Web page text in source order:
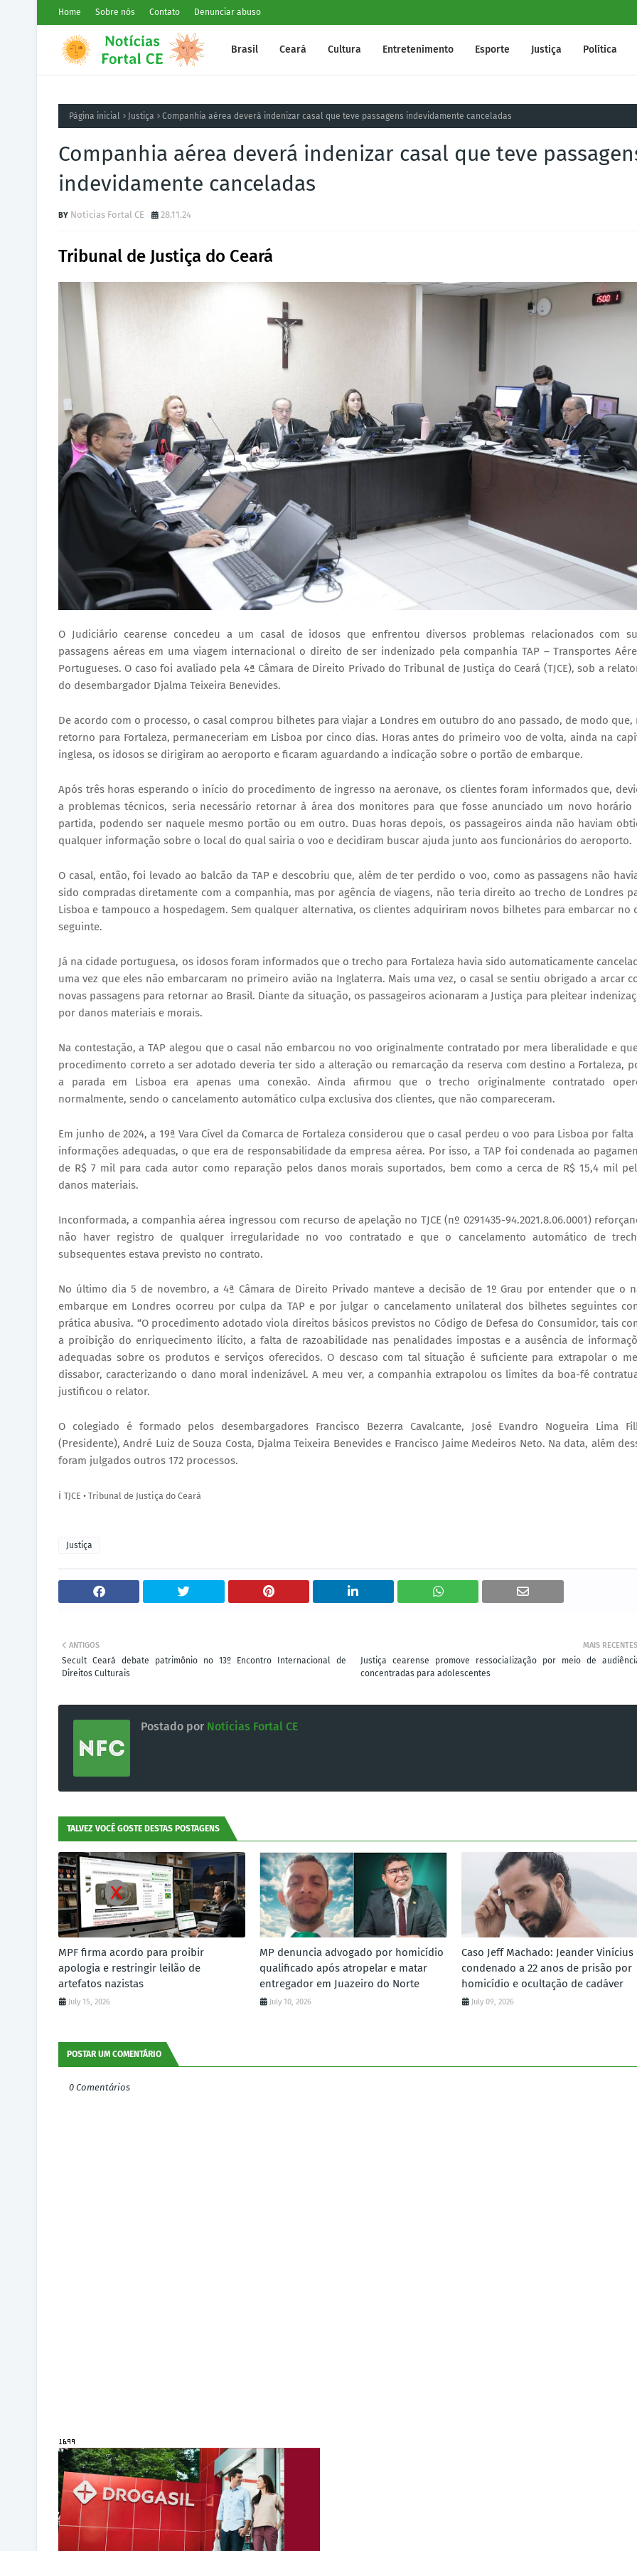
Home Sobre nós Contato Denunciar abuso
Brasil Ceará Cultura Entretenimento Esporte Justiça Política
Página inicial Justiça Companhia aérea deverá indenizar casal que teve passagens indevidamente canceladas
Companhia aérea deverá indenizar casal que teve
indevidamente canceladas
Notícias Fortal CE 28.11.24
Tribunal de Justiça do Ceará
O Judiciário cearense concedeu a um casal de idosos que enfrentou diversos problemas relacionados com
passagens aéreas em uma viagem internacional o direito de ser indenizado pela companhia TAP – Transportes
Portugueses. O caso foi avaliado pela 4ª Câmara de Direito Privado do Tribunal de Justiça do Ceará (TJCE), sob a
do desembargador Djalma Teixeira Benevides.
De acordo com o processo, o casal comprou bilhetes para viajar a Londres em outubro do ano passado, de modo que,
retorno para Fortaleza, permaneceriam em Lisboa por cinco dias. Horas antes do primeiro voo de volta, ainda na
inglesa, os idosos se dirigiram ao aeroporto e ficaram aguardando a indicação sobre o portão de embarque.
Após três horas esperando o início do procedimento de ingresso na aeronave, os clientes foram informados que,
a problemas técnicos, seria necessário retornar à área dos monitores para que fosse anunciado um novo horário
partida, podendo ser naquele mesmo portão ou em outro. Duas horas depois, os passageiros ainda não haviam
qualquer informação sobre o local do qual sairia o voo e decidiram buscar ajuda junto aos funcionários do aeroporto.
O casal, então, foi levado ao balcão da TAP e descobriu que, além de ter perdido o voo, como as passagens não
sido compradas diretamente com a companhia, mas por agência de viagens, não teria direito ao trecho de Londres
Lisboa e tampouco a hospedagem. Sem qualquer alternativa, os clientes adquiriram novos bilhetes para embarcar no
seguinte.
Já na cidade portuguesa, os idosos foram informados que o trecho para Fortaleza havia sido automaticamente
uma vez que eles não embarcaram no primeiro avião na Inglaterra. Mais uma vez, o casal se sentiu obrigado a arcar
novas passagens para retornar ao Brasil. Diante da situação, os passageiros acionaram a Justiça para pleitear
por danos materiais e morais.
Na contestação, a TAP alegou que o casal não embarcou no voo originalmente contratado por mera liberalidade e
procedimento correto a ser adotado deveria ter sido a alteração ou remarcação da reserva com destino a Fortaleza,
a parada em Lisboa era apenas uma conexão. Ainda afirmou que o trecho originalmente contratado
normalmente, sendo o cancelamento automático culpa exclusiva dos clientes, que não compareceram.
Em junho de 2024, a 19ª Vara Cível da Comarca de Fortaleza considerou que o casal perdeu o voo para Lisboa por falta
informações adequadas, o que era de responsabilidade da empresa aérea. Por isso, a TAP foi condenada ao
de R$ 7 mil para cada autor como reparação pelos danos morais suportados, bem como a cerca de R$ 15,4 mil
danos materiais.
Inconformada, a companhia aérea ingressou com recurso de apelação no TJCE (nº 0291435-94.2021.8.06.0001)
não haver registro de qualquer irregularidade no voo contratado e que o cancelamento automático de
subsequentes estava previsto no contrato.
No último dia 5 de novembro, a 4ª Câmara de Direito Privado manteve a decisão de 1º Grau por entender que o
embarque em Londres ocorreu por culpa da TAP e por julgar o cancelamento unilateral dos bilhetes seguintes
prática abusiva. “O procedimento adotado viola direitos básicos previstos no Código de Defesa do Consumidor, tais
a proibição do enriquecimento ilícito, a falta de razoabilidade nas penalidades impostas e a ausência de
adequadas sobre os produtos e serviços oferecidos. O descaso com tal situação é suficiente para extrapolar o
dissabor, caracterizando o dano moral indenizável. A meu ver, a companhia extrapolou os limites da boa-fé
justificou o relator.
O colegiado é formado pelos desembargadores Francisco Bezerra Cavalcante, José Evandro Nogueira Lima
(Presidente), André Luiz de Souza Costa, Djalma Teixeira Benevides e Francisco Jaime Medeiros Neto. Na data, além
foram julgados outros 172 processos.
ℹ️ TJCE • Tribunal de Justiça do Ceará
Justiça
MAIS RECENTES
Justiça cearense promove ressocialização por meio de
concentradas para adolescentes
ANTIGOS
Secult Ceará debate patrimônio no 13º Encontro Internacional de
Direitos Culturais
Postado por Notícias Fortal CE
TALVEZ VOCÊ GOSTE DESTAS POSTAGENS
MPF firma acordo para proibir
apologia e restringir leilão de
artefatos nazistas
July 15, 2026
MP denuncia advogado por homicídio
qualificado após atropelar e matar
entregador em Juazeiro do Norte
July 10, 2026
Caso Jeff Machado: Jeander Vinícius
condenado a 22 anos de prisão por
homicídio e ocultação de cadáver
July 09, 2026
POSTAR UM COMENTÁRIO
0 Comentários